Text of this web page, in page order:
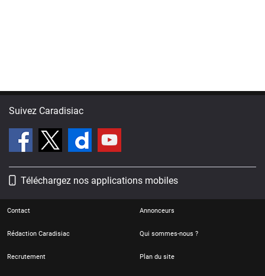
Suivez Caradisiac
Téléchargez nos applications mobiles
Contact Annonceurs
Rédaction Caradisiac Qui sommes-nous ?
Recrutement Plan du site